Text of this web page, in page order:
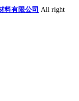
料有限公司 All right